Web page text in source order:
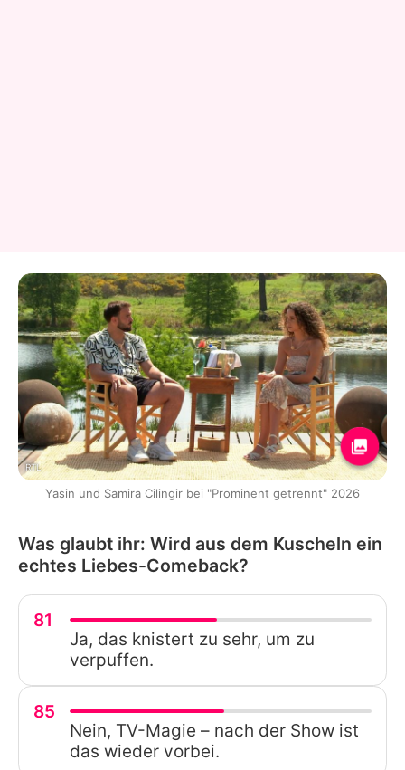
RTL
Yasin und Samira Cilingir bei "Prominent getrennt" 2026
Was glaubt ihr: Wird aus dem Kuscheln ein
echtes Liebes-Comeback?
81
Ja, das knistert zu sehr, um zu
verpuffen.
85
Nein, TV-Magie – nach der Show ist
das wieder vorbei.